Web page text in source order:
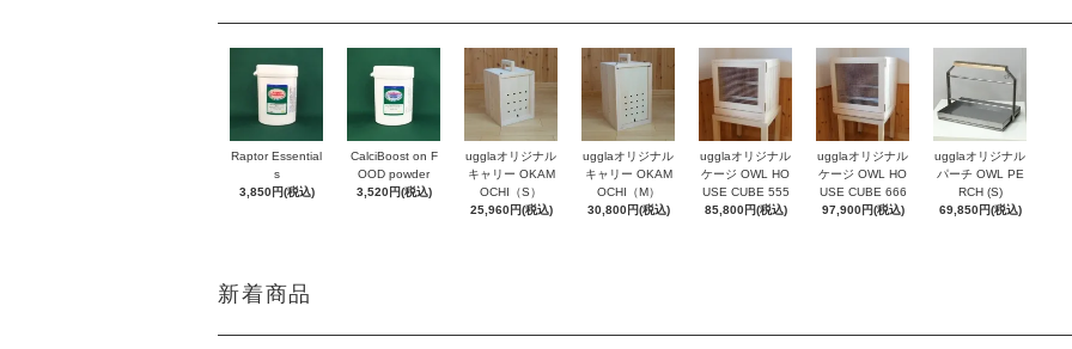
Raptor Essential
s
3,850円(税込)
CalciBoost on F
OOD powder
3,520円(税込)
ugglaオリジナル
キャリー OKAM
OCHI（S）
25,960円(税込)
ugglaオリジナル
キャリー OKAM
OCHI（M）
30,800円(税込)
ugglaオリジナル
ケージ OWL HO
USE CUBE 555
85,800円(税込)
ugglaオリジナル
ケージ OWL HO
USE CUBE 666
97,900円(税込)
ugglaオリジナル
パーチ OWL PE
RCH (S)
69,850円(税込)
新着商品